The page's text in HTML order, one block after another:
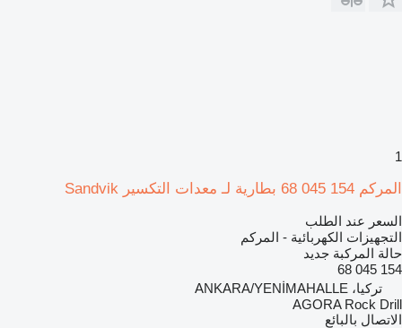
1
المركم 154 045 68 بطارية لـ معدات التكسير Sandvik
السعر عند الطلب
التجهيزات الكهربائية - المركم
حالة المركبة جديد
154 045 68
تركيا، ANKARA/YENİMAHALLE
AGORA Rock Drill
الاتصال بالبائع